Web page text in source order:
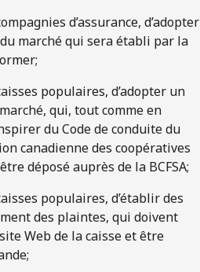
d’assurance, d’adopter
marché qui sera établi par la
populaires, d’adopter un
qui, tout comme en
du Code de conduite du
canadienne des coopératives
déposé auprès de la BCFSA;
populaires, d’établir des
des plaintes, qui doivent
Web de la caisse et être